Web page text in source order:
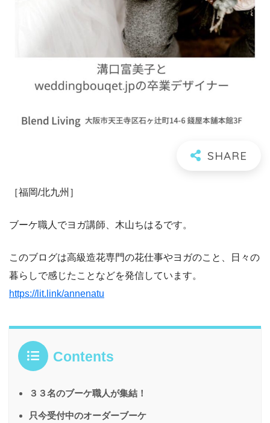
［福岡/北九州］
ブーケ職人でヨガ講師、木山ちはるです。
このブログは高級造花専門の花仕事やヨガのこと、日々の
暮らしで感じたことなどを発信しています。
https://lit.link/annenatu
Contents
３３名のブーケ職人が集結！
只今受付中のオーダーブーケ